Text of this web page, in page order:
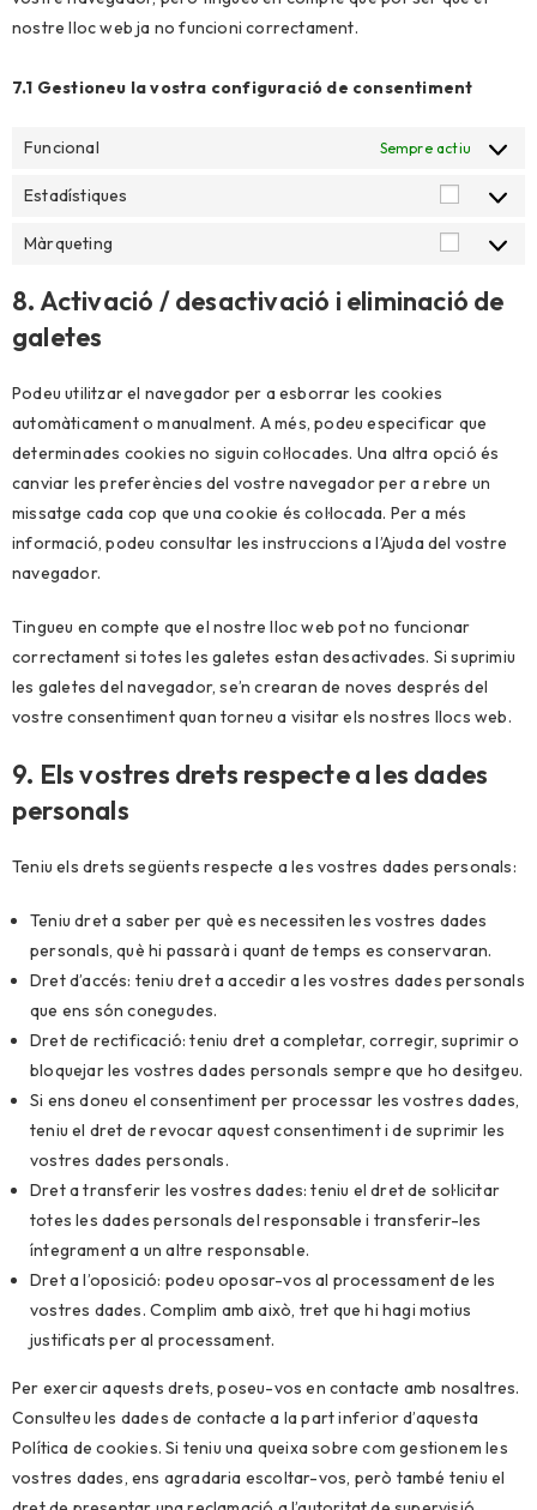
nostre lloc web ja no funcioni correctament.
7.1 Gestioneu la vostra configuració de consentiment
Funcional Sempre actiu
Estadístiques
Màrqueting
8. Activació / desactivació i eliminació de
galetes
Podeu utilitzar el navegador per a esborrar les cookies
automàticament o manualment. A més, podeu especificar que
determinades cookies no siguin col·locades. Una altra opció és
canviar les preferències del vostre navegador per a rebre un
missatge cada cop que una cookie és col·locada. Per a més
informació, podeu consultar les instruccions a l’Ajuda del vostre
navegador.
Tingueu en compte que el nostre lloc web pot no funcionar
correctament si totes les galetes estan desactivades. Si suprimiu
les galetes del navegador, se’n crearan de noves després del
vostre consentiment quan torneu a visitar els nostres llocs web.
9. Els vostres drets respecte a les dades
personals
Teniu els drets següents respecte a les vostres dades personals:
Teniu dret a saber per què es necessiten les vostres dades
personals, què hi passarà i quant de temps es conservaran.
Dret d’accés: teniu dret a accedir a les vostres dades personals
que ens són conegudes.
Dret de rectificació: teniu dret a completar, corregir, suprimir o
bloquejar les vostres dades personals sempre que ho desitgeu.
Si ens doneu el consentiment per processar les vostres dades,
teniu el dret de revocar aquest consentiment i de suprimir les
vostres dades personals.
Dret a transferir les vostres dades: teniu el dret de sol·licitar
totes les dades personals del responsable i transferir-les
íntegrament a un altre responsable.
Dret a l’oposició: podeu oposar-vos al processament de les
vostres dades. Complim amb això, tret que hi hagi motius
justificats per al processament.
Per exercir aquests drets, poseu-vos en contacte amb nosaltres.
Consulteu les dades de contacte a la part inferior d’aquesta
Política de cookies. Si teniu una queixa sobre com gestionem les
vostres dades, ens agradaria escoltar-vos, però també teniu el